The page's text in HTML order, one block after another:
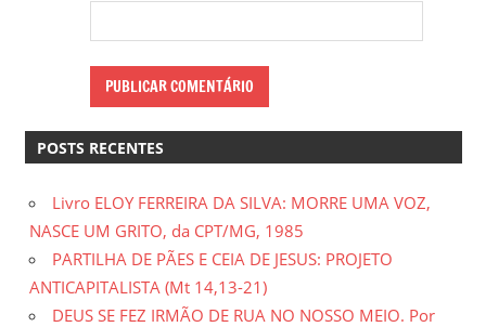
POSTS RECENTES
Livro ELOY FERREIRA DA SILVA: MORRE UMA VOZ,
NASCE UM GRITO, da CPT/MG, 1985
PARTILHA DE PÃES E CEIA DE JESUS: PROJETO
ANTICAPITALISTA (Mt 14,13-21)
DEUS SE FEZ IRMÃO DE RUA NO NOSSO MEIO. Por